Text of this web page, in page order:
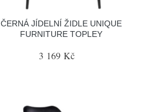
ČERNÁ JÍDELNÍ ŽIDLE UNIQUE
FURNITURE TOPLEY
3 169 Kč